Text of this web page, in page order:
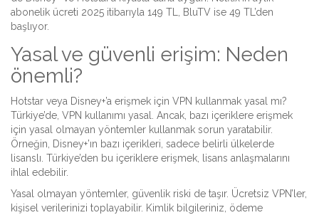
abonelik ücreti 2025 itibarıyla 149 TL, BluTV ise 49 TL’den
başlıyor.
Yasal ve güvenli erişim: Neden
önemli?
Hotstar veya Disney+’a erişmek için VPN kullanmak yasal mı?
Türkiye’de, VPN kullanımı yasal. Ancak, bazı içeriklere erişmek
için yasal olmayan yöntemler kullanmak sorun yaratabilir.
Örneğin, Disney+’ın bazı içerikleri, sadece belirli ülkelerde
lisanslı. Türkiye’den bu içeriklere erişmek, lisans anlaşmalarını
ihlal edebilir.
Yasal olmayan yöntemler, güvenlik riski de taşır. Ücretsiz VPN’ler,
kişisel verilerinizi toplayabilir. Kimlik bilgileriniz, ödeme